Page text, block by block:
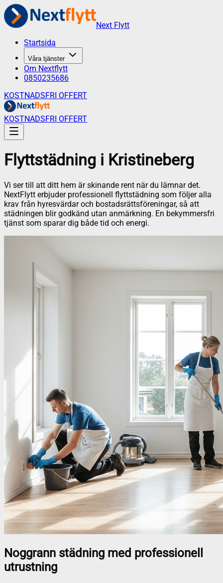
Next Flytt
Startsida
Våra tjänster
Om Nextflytt
0850235686
KOSTNADSFRI OFFERT
KOSTNADSFRI OFFERT
Flyttstädning i Kristineberg
Vi ser till att ditt hem är skinande rent när du lämnar det.
NextFlytt erbjuder professionell flyttstädning som följer alla
krav från hyresvärdar och bostadsrättsföreningar, så att
städningen blir godkänd utan anmärkning. En bekymmersfri
tjänst som sparar dig både tid och energi.
Noggrann städning med professionell
utrustning